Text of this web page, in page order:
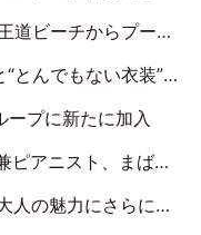
ルドビキニまで…DVDデビュー作で躍動
ル」「くびれがステキ」「やみつきになるボディ」
プに新たに加入
いばかりのグラビアショット
がかかった新先行カット到着